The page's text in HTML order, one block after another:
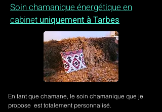
Soin chamanique énergétique en
cabinet uniquement à Tarbes
En tant que chamane, le soin chamanique que je
propose est totalement personnalisé.